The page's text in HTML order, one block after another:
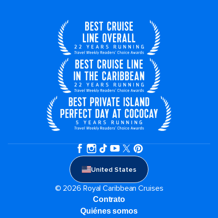
United States
© 2026 Royal Caribbean Cruises
Contrato
Quiénes somos